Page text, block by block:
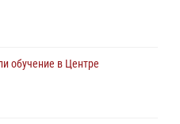
в нападении
городу Москве подвели итоги
месяц
обучение в Центре